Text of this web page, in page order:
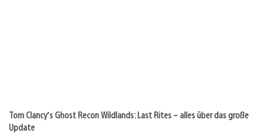
Tom Clancy’s Ghost Recon Wildlands: Last Rites – alles über das große
Update